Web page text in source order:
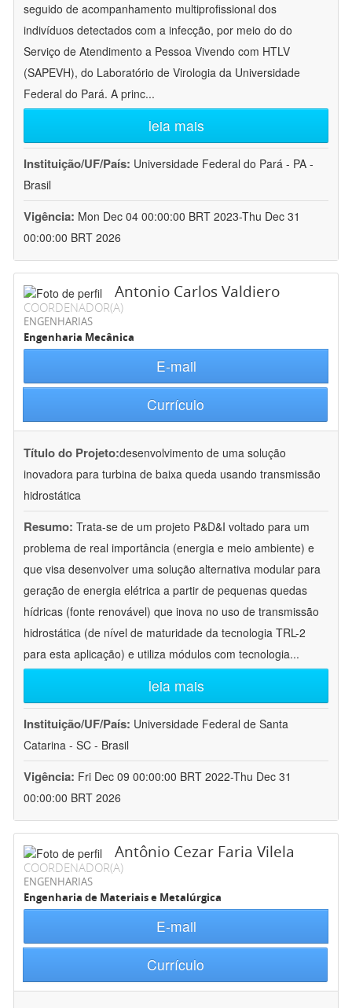
seguido de acompanhamento multiprofissional dos
indivíduos detectados com a infecção, por meio do do
Serviço de Atendimento a Pessoa Vivendo com HTLV
(SAPEVH), do Laboratório de Virologia da Universidade
Federal do Pará. A princ...
leia mais
Instituição/UF/País: Universidade Federal do Pará - PA -
Brasil
Vigência: Mon Dec 04 00:00:00 BRT 2023-Thu Dec 31
00:00:00 BRT 2026
Antonio Carlos Valdiero
COORDENADOR(A)
ENGENHARIAS
Engenharia Mecânica
E-mail
Currículo
Título do Projeto:desenvolvimento de uma solução
inovadora para turbina de baixa queda usando transmissão
hidrostática
Resumo: Trata-se de um projeto P&D&I voltado para um
problema de real importância (energia e meio ambiente) e
que visa desenvolver uma solução alternativa modular para
geração de energia elétrica a partir de pequenas quedas
hídricas (fonte renovável) que inova no uso de transmissão
hidrostática (de nível de maturidade da tecnologia TRL-2
para esta aplicação) e utiliza módulos com tecnologia...
leia mais
Instituição/UF/País: Universidade Federal de Santa
Catarina - SC - Brasil
Vigência: Fri Dec 09 00:00:00 BRT 2022-Thu Dec 31
00:00:00 BRT 2026
Antônio Cezar Faria Vilela
COORDENADOR(A)
ENGENHARIAS
Engenharia de Materiais e Metalúrgica
E-mail
Currículo